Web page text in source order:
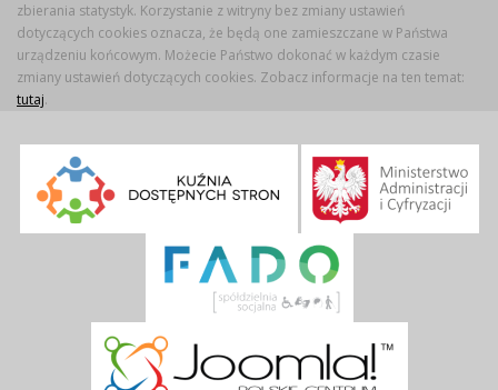
zbierania statystyk. Korzystanie z witryny bez zmiany ustawień
dotyczących cookies oznacza, że będą one zamieszczane w Państwa
urządzeniu końcowym. Możecie Państwo dokonać w każdym czasie
zmiany ustawień dotyczących cookies. Zobacz informacje na ten temat:
tutaj.